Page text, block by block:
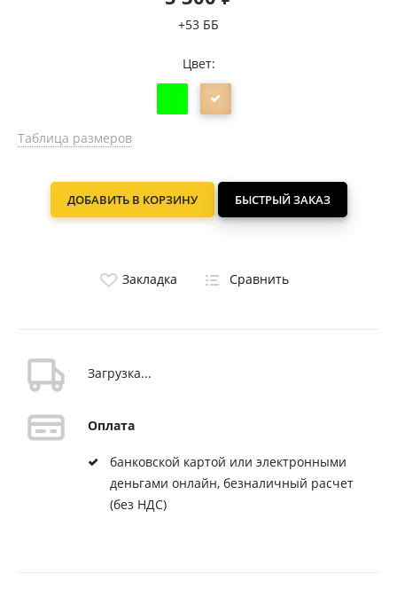
+53 ББ
Цвет:
Таблица размеров
ДОБАВИТЬ В КОРЗИНУ БЫСТРЫЙ ЗАКАЗ
Закладка Сравнить
Загрузка...
Оплата
банковской картой или электронными
деньгами онлайн, безналичный расчет
(без НДС)